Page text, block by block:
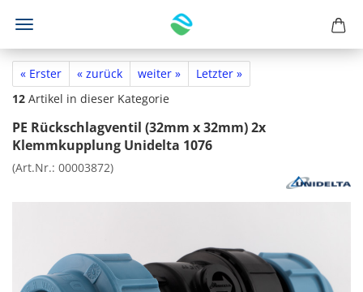
« Erster « zurück weiter »
Letzter »
12 Artikel in dieser Kategorie
PE Rückschlagventil (32mm x 32mm) 2x
Klemmkupplung Unidelta 1076
(Art.Nr.: 00003872)